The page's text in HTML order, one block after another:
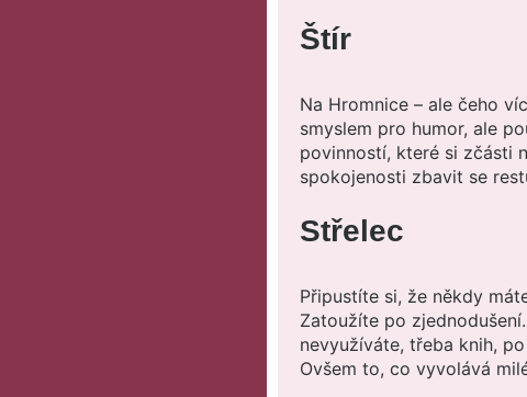
Štír
Na Hromnice – ale čeho
smyslem pro humor, ale
povinností, které si zčásti
spokojenosti zbavit se
Střelec
Připustíte si, že někdy
Zatoužíte po
nevyužíváte, třeba knih,
Ovšem to, co vyvolává